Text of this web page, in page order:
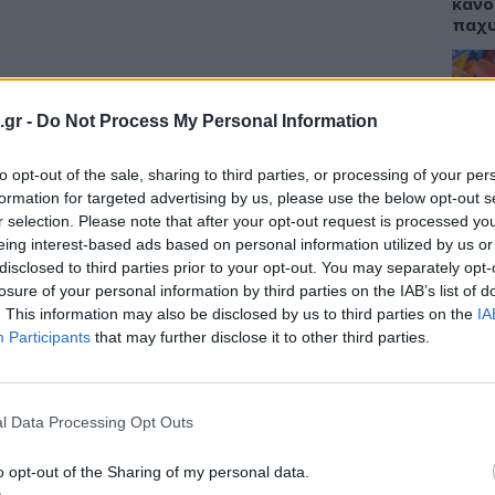
- Do Not Process My Personal Information
opt-out of the sale, sharing to third parties, or processing of your
for targeted advertising by us, please use the below opt-out
selection. Please note that after your opt-out request is processed
interest-based ads based on personal information utilized by us
to third parties prior to your opt-out. You may separately
of your personal information by third parties on the IAB’s list of
This information may also be disclosed by us to third parties on the
Participants that may further disclose it to other third parties.
Data Processing Opt Outs
opt-out of the Sharing of my personal data.
που γιορτάζεται κάθε χρόνο στις 11
μέλος του Οργανισμού
(ΕΕΝΑ ) συμμετέχει ενεργά στην
για τη λειτουργία του
112.
με τη Εθνική Γραμμή για
Γραμμή για τα Εξαφανισμένα Παιδιά
Χαμόγελο του Παιδιού και είναι επίσημα
Ανάγκης (Emergency Lines).
Ανάγκης 112:
ΙΣΑ: